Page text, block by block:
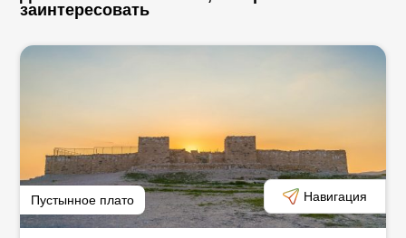
заинтересовать
Пустынное плато Навигация